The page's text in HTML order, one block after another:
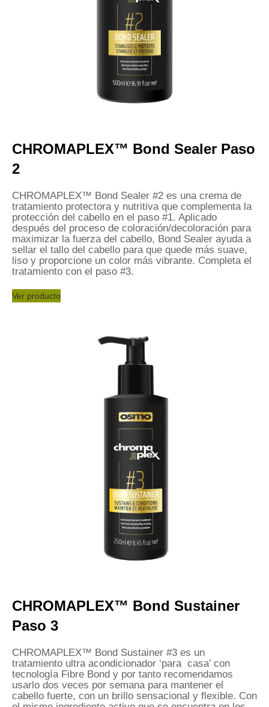
CHROMAPLEX™ Bond Sealer Paso
2
CHROMAPLEX™ Bond Sealer #2 es una crema de
tratamiento protectora y nutritiva que complementa la
protección del cabello en el paso #1. Aplicado
después del proceso de coloración/decoloración para
maximizar la fuerza del cabello, Bond Sealer ayuda a
sellar el tallo del cabello para que quede más suave,
liso y proporcione un color más vibrante. Completa el
tratamiento con el paso #3.
Ver producto
CHROMAPLEX™ Bond Sustainer
Paso 3
CHROMAPLEX™ Bond Sustainer #3 es un
tratamiento ultra acondicionador ‘para casa’ con
tecnología Fibre Bond y por tanto recomendamos
usarlo dos veces por semana para mantener el
cabello fuerte, con un brillo sensacional y flexible. Con